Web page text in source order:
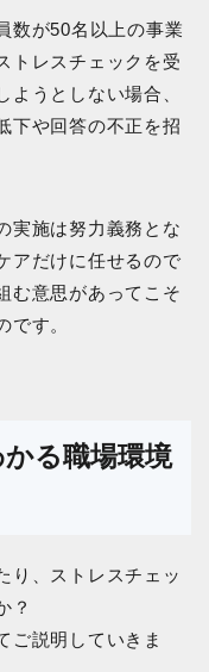
数が50名以上の事業
トレスチェックを受
うとしない場合、
下や回答の不正を招
実施は努力義務とな
アだけに任せるので
む意思があってこそ
です。
る職場環境
り、ストレスチェッ
？
ご説明していきま